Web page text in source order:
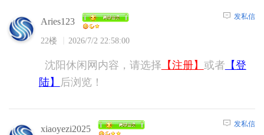
Aries123
22楼 2026/7/2 22:58:00
发私信
沈阳休闲网内容，请选择 【注册】 或者 【登
陆】
后浏览！
xiaoyezi2025 发私信